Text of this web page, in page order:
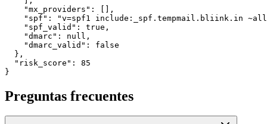
    "mx_providers": [],
"spf": "v=spf1 include:_spf.tempmail.bliink.in
    "spf_valid": true,
    "dmarc": null,
    "dmarc_valid": false
  },
  "risk_score": 85
}
Preguntas frecuentes